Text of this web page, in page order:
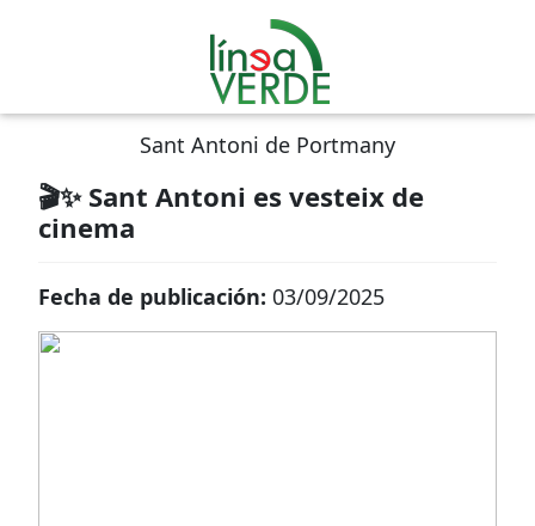
Sant Antoni de Portmany
🎬✨ Sant Antoni es vesteix de
cinema
Fecha de publicación: 03/09/2025